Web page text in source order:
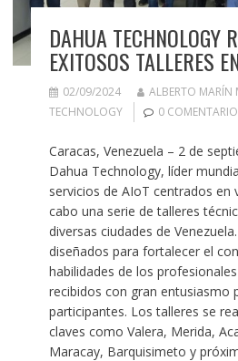
DAHUA TECHNOLOGY
EXITOSOS TALLERES
02/09/2024 ALBERTO MARÍN
TECHNOLOGY
0
Caracas, Venezuela – 2 de
Dahua Technology, líder
servicios de AIoT centrados en
cabo una serie de talleres
diversas ciudades de
diseñados para fortalecer el
habilidades de los
recibidos con gran entusiasmo
participantes. Los talleres se
claves como Valera, Merida,
Maracay, Barquisimeto y